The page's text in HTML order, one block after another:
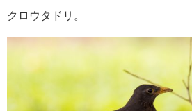
クロウタドリ。